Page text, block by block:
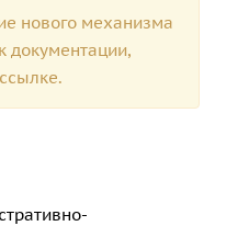
нового механизма
документации,
ссылке.